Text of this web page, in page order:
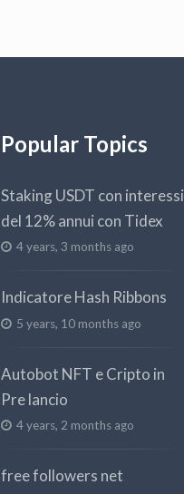
Popular Topics
Staking USDT con interessi
del 12% annui con Tidex
4 years, 3 months ago
Indicatore Hash Ribbons
5 years, 10 months ago
Autobot NFT e Cripto in
Pre lancio
4 years, 2 months ago
free followers net